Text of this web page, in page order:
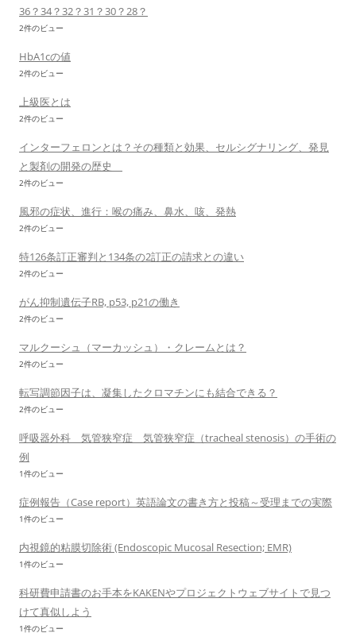
36？34？32？31？30？28？
2件のビュー
HbA1cの値
2件のビュー
上級医とは
2件のビュー
インターフェロンとは？その種類と効果、セルシグナリング、発見
と製剤の開発の歴史
2件のビュー
風邪の症状、進行：喉の痛み、鼻水、咳、発熱
2件のビュー
特126条訂正審判と134条の2訂正の請求との違い
2件のビュー
がん抑制遺伝子RB, p53, p21の働き
2件のビュー
マルクーシュ（マーカッシュ）・クレームとは？
2件のビュー
転写調節因子は、凝集したクロマチンにも結合できる？
2件のビュー
呼吸器外科 気管狭窄症 気管狭窄症（tracheal stenosis）の手術の
例
1件のビュー
症例報告（Case report）英語論文の書き方と投稿～受理までの実際
1件のビュー
内視鏡的粘膜切除術 (Endoscopic Mucosal Resection; EMR)
1件のビュー
科研費申請書のお手本をKAKENやプロジェクトウェブサイトで見つ
けて真似しよう
1件のビュー